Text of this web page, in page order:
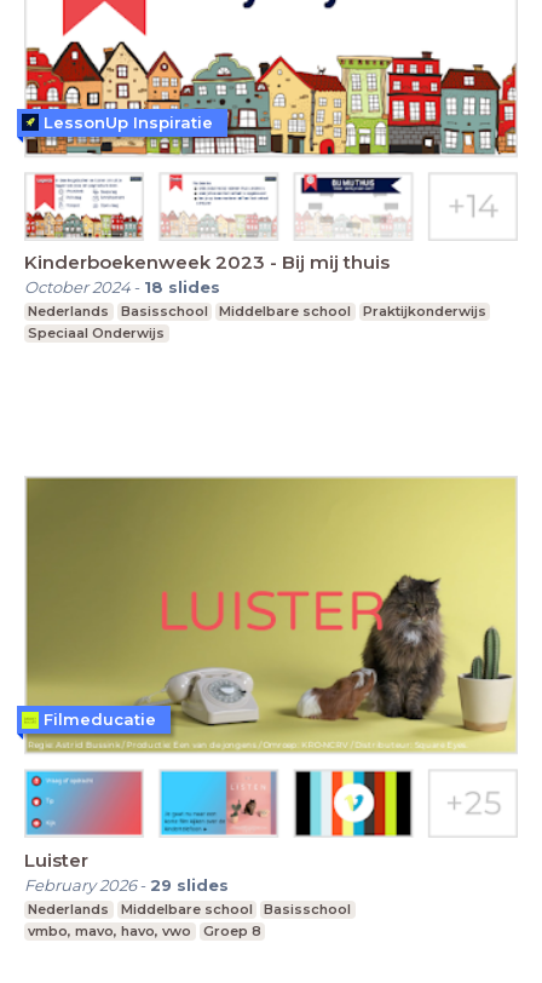
Kinderboekenweek 2023 - Bij mij thuis
October 2024- 18 slides
Nederlands Basisschool Middelbare school
Praktijkonderwijs
Speciaal Onderwijs
LessonUp Inspiratie
Luister
February 2026- 29 slides
Nederlands Middelbare school
Basisschool
vmbo, mavo, havo, vwo
Groep 8
Filmeducatie